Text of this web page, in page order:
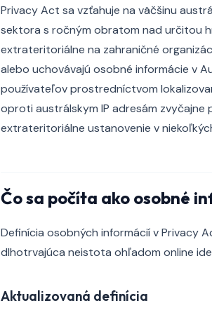
Privacy Act sa vzťahuje na väčšinu
sektora s ročným obratom nad určitou
extrateritoriálne na zahraničné
alebo uchovávajú osobné informácie v
používateľov prostredníctvom
oproti austrálskym IP adresám
extrateritoriálne ustanovenie v
Čo sa počíta ako osobné
Definícia osobných informácií v Privacy
dlhotrvajúca neistota ohľadom online
Aktualizovaná definícia